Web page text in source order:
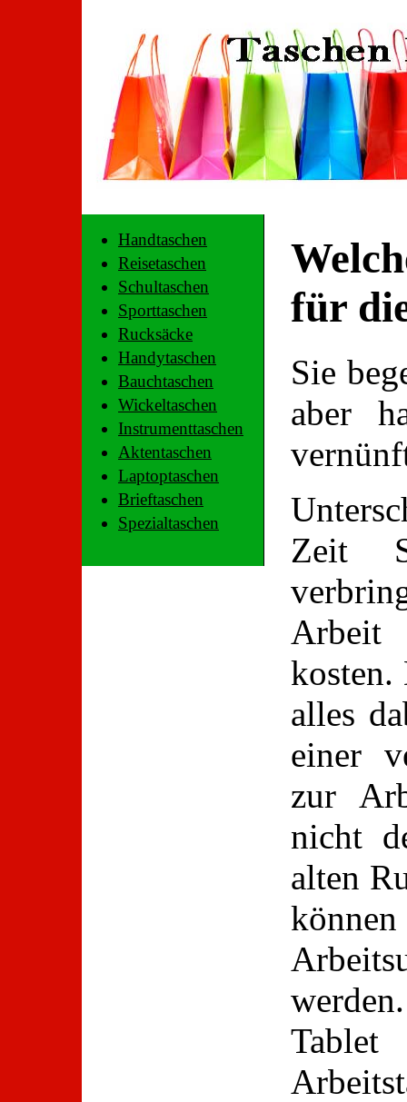
Handtaschen
Reisetaschen
Schultaschen
Sporttaschen
Rucksäcke
Handytaschen
Bauchtaschen
Wickeltaschen
Instrumenttaschen
Aktentaschen
Laptoptaschen
Brieftaschen
Spezialtaschen
für
Sie
aber
Zeit
kosten.
alles
einer
zur
nicht
alten